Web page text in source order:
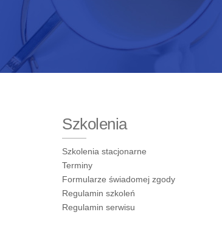
Szkolenia
Szkolenia stacjonarne
Terminy
Formularze świadomej zgody
Regulamin szkoleń
Regulamin serwisu